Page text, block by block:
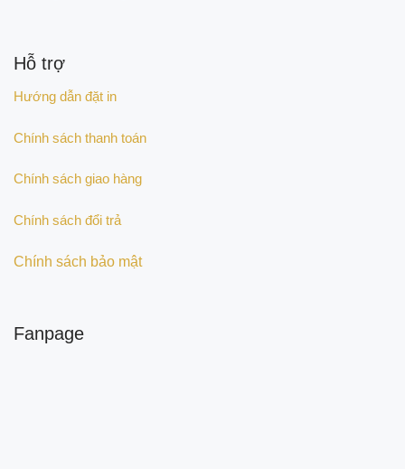
Hỗ trợ
Hướng dẫn đặt in
Chính sách thanh toán
Chính sách giao hàng
Chính sách đổi trả
Chính sách bảo mật
Fanpage